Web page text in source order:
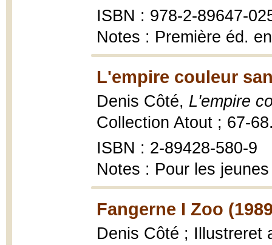
ISBN : 978-2-89647-
Notes : Première éd.
L'empire couleur
Denis Côté, L'empire
Collection Atout ; 67-
ISBN : 2-89428-580-9
Notes : Pour les
Fangerne I Zoo
Denis Côté ; Illustreret